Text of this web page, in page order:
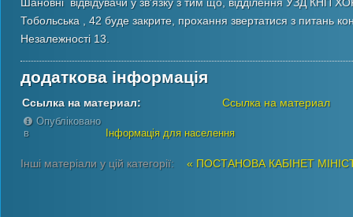
Тобольська , 42 буде закрите, прохання звертатися з питань
Незалежності 13.
додаткова інформація
Ссылка на материал: Ссылка на материал
Опубліковано
в
Інформація для населення
Інші матеріали у цій категорії: « ПОСТАНОВА КАБІНЕТ